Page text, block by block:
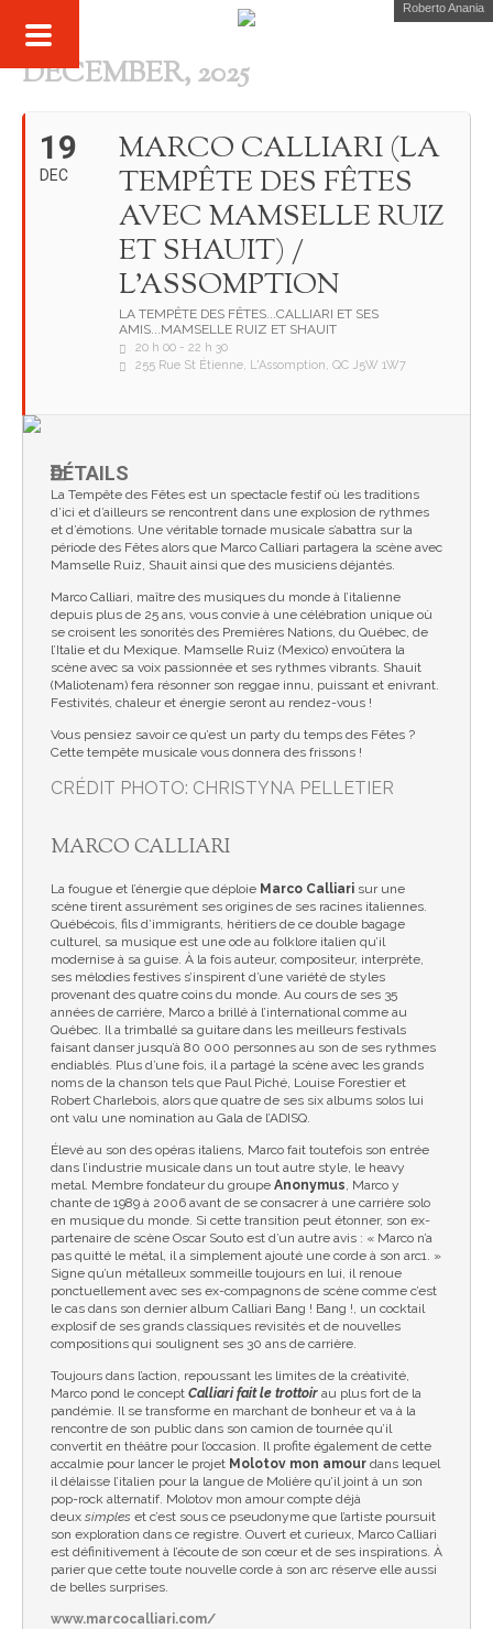
Roberto Anania
DECEMBER, 2025
19
DEC
MARCO CALLIARI (LA
TEMPÊTE DES FÊTES
AVEC MAMSELLE RUIZ
ET SHAUIT) /
L'ASSOMPTION
LA TEMPÊTE DES FÊTES...CALLIARI ET SES
AMIS...MAMSELLE RUIZ ET SHAUIT
20 h 00 - 22 h 30
255 Rue St Étienne, L'Assomption, QC J5W 1W7
DÉTAILS
La Tempête des Fêtes est un spectacle festif où les traditions
d’ici et d’ailleurs se rencontrent dans une explosion de rythmes
et d’émotions. Une véritable tornade musicale s’abattra sur la
période des Fêtes alors que Marco Calliari partagera la scène avec
Mamselle Ruiz, Shauit ainsi que des musiciens déjantés.
Marco Calliari, maître des musiques du monde à l’italienne
depuis plus de 25 ans, vous convie à une célébration unique où
se croisent les sonorités des Premières Nations, du Québec, de
l’Italie et du Mexique. Mamselle Ruiz (Mexico) envoûtera la
scène avec sa voix passionnée et ses rythmes vibrants. Shauit
(Maliotenam) fera résonner son reggae innu, puissant et enivrant.
Festivités, chaleur et énergie seront au rendez-vous !
Vous pensiez savoir ce qu’est un party du temps des Fêtes ?
Cette tempête musicale vous donnera des frissons !
CRÉDIT PHOTO: CHRISTYNA PELLETIER
MARCO CALLIARI
La fougue et l’énergie que déploie Marco Calliari sur une
scène tirent assurément ses origines de ses racines italiennes.
Québécois, fils d’immigrants, héritiers de ce double bagage
culturel, sa musique est une ode au folklore italien qu’il
modernise à sa guise. À la fois auteur, compositeur, interprète,
ses mélodies festives s’inspirent d’une variété de styles
provenant des quatre coins du monde. Au cours de ses 35
années de carrière, Marco a brillé à l’international comme au
Québec. Il a trimballé sa guitare dans les meilleurs festivals
faisant danser jusqu’à 80 000 personnes au son de ses rythmes
endiablés. Plus d’une fois, il a partagé la scène avec les grands
noms de la chanson tels que Paul Piché, Louise Forestier et
Robert Charlebois, alors que quatre de ses six albums solos lui
ont valu une nomination au Gala de l’ADISQ.
Élevé au son des opéras italiens, Marco fait toutefois son entrée
dans l’industrie musicale dans un tout autre style, le heavy
metal. Membre fondateur du groupe Anonymus, Marco y
chante de 1989 à 2006 avant de se consacrer à une carrière solo
en musique du monde. Si cette transition peut étonner, son ex-
partenaire de scène Oscar Souto est d’un autre avis : « Marco n’a
pas quitté le métal, il a simplement ajouté une corde à son arc1. »
Signe qu’un métalleux sommeille toujours en lui, il renoue
ponctuellement avec ses ex-compagnons de scène comme c’est
le cas dans son dernier album Calliari Bang ! Bang !, un cocktail
explosif de ses grands classiques revisités et de nouvelles
compositions qui soulignent ses 30 ans de carrière.
Toujours dans l’action, repoussant les limites de la créativité,
Marco pond le concept Calliari fait le trottoir au plus fort de la
pandémie. Il se transforme en marchant de bonheur et va à la
rencontre de son public dans son camion de tournée qu’il
convertit en théâtre pour l’occasion. Il profite également de cette
accalmie pour lancer le projet Molotov mon amour dans lequel
il délaisse l’italien pour la langue de Molière qu’il joint à un son
pop-rock alternatif. Molotov mon amour compte déjà
deux simples et c’est sous ce pseudonyme que l’artiste poursuit
son exploration dans ce registre. Ouvert et curieux, Marco Calliari
est définitivement à l’écoute de son cœur et de ses inspirations. À
parier que cette toute nouvelle corde à son arc réserve elle aussi
de belles surprises.
www.marcocalliari.com/